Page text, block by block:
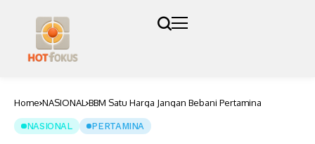
Home NASIONAL BBM Satu Harga Jangan Bebani Pertamina
NASIONAL PERTAMINA